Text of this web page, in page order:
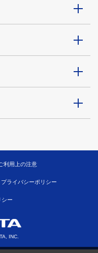
利用上の注意
プライバシーポリシー
シー
INC.